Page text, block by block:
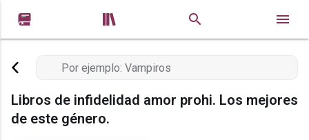
 
Libros de infidelidad amor prohi. Los mejores
de este género.